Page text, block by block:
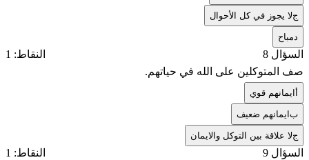
جلا يجوز في كل الأحوال
مباح
السؤال 8
النقاط: 1
صف المتوكلين على الله في حياتهم.
ايمانهم قوي
بايمانهم ضعيف
جلا علاقة بين التوكل والايمان
السؤال 9
النقاط: 1